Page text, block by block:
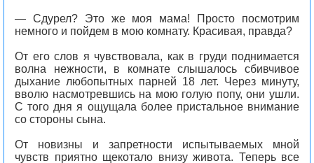
— Сдурел? Это же моя мама! Просто посмотрим
немного и пойдем в мою комнату. Красивая, правда?
От его слов я чувствовала, как в груди поднимается
волна нежности, в комнате слышалось сбивчивое
дыхание любопытных парней 18 лет. Через минуту,
вволю насмотревшись на мою голую попу, они ушли.
С того дня я ощущала более пристальное внимание
со стороны сына.
От новизны и запретности испытываемых мной
чувств приятно щекотало внизу живота. Теперь все